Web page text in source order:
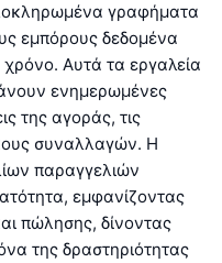
γραφήματα
εμπόρους δεδομένα
Αυτά τα εργαλεία
ενημερωμένες
της αγοράς, τις
συναλλαγών. Η
παραγγελιών
εμφανίζοντας
πώλησης, δίνοντας
της δραστηριότητας